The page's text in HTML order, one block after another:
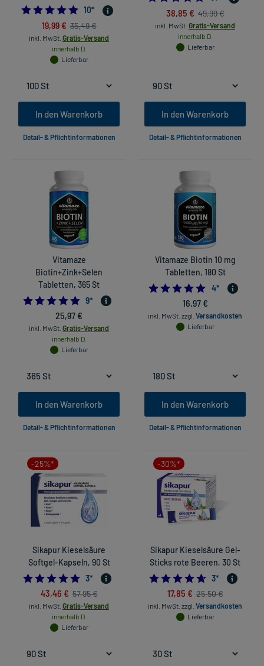
5.0
10*
19,99 € 35,49 €
inkl. MwSt. Gratis-Versand
innerhalb D.
Lieferbar
In den Warenkorb
Detail- & Pflichtinformationen
38,85 € 49,99 €
inkl. MwSt. Gratis-Versand
innerhalb D.
Lieferbar
In den Warenkorb
Detail- & Pflichtinformationen
Vitamaze
Biotin+Zink+Selen
Tabletten, 365 St
5.0
9*
25,97 €
inkl. MwSt. Gratis-Versand
innerhalb D.
Lieferbar
In den Warenkorb
Detail- & Pflichtinformationen
Vitamaze Biotin 10 mg
Tabletten, 180 St
4.75
4*
16,97 €
inkl. MwSt. zzgl. Versandkosten
Lieferbar
In den Warenkorb
Detail- & Pflichtinformationen
-25%*
Sikapur Kieselsäure
Softgel-Kapseln, 90 St
5.0
3*
43,46 € 57,95 €
inkl. MwSt. Gratis-Versand
innerhalb D.
Lieferbar
-30%*
Sikapur Kieselsäure Gel-
Sticks rote Beeren, 30 St
3*
17,85 € 25,50 €
inkl. MwSt. zzgl. Versandkosten
Lieferbar